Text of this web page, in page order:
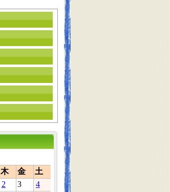
木 金
土
2 3
4